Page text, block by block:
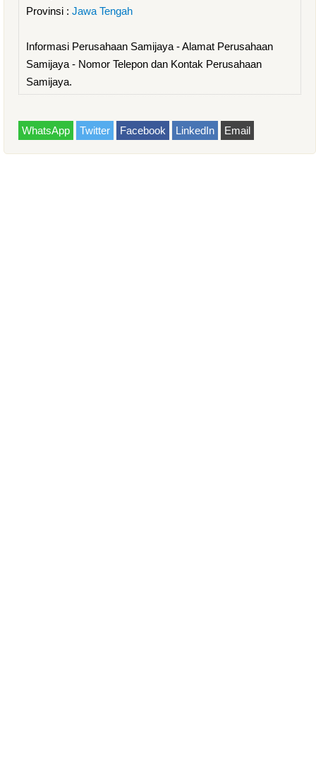
Provinsi : Jawa Tengah
Informasi Perusahaan Samijaya - Alamat Perusahaan
Samijaya - Nomor Telepon dan Kontak Perusahaan
Samijaya.
WhatsApp Twitter Facebook LinkedIn Email